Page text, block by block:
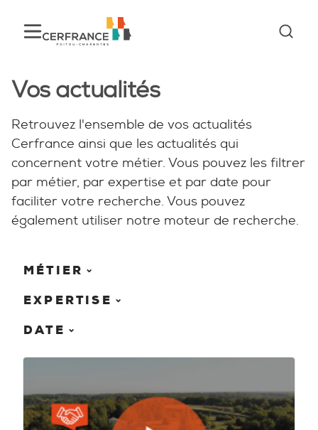
Vos actualités
Retrouvez l'ensemble de vos actualités
Cerfrance ainsi que les actualités qui
concernent votre métier. Vous pouvez les filtrer
par métier, par expertise et par date pour
faciliter votre recherche. Vous pouvez
également utiliser notre moteur de recherche.
MÉTIER
EXPERTISE
DATE